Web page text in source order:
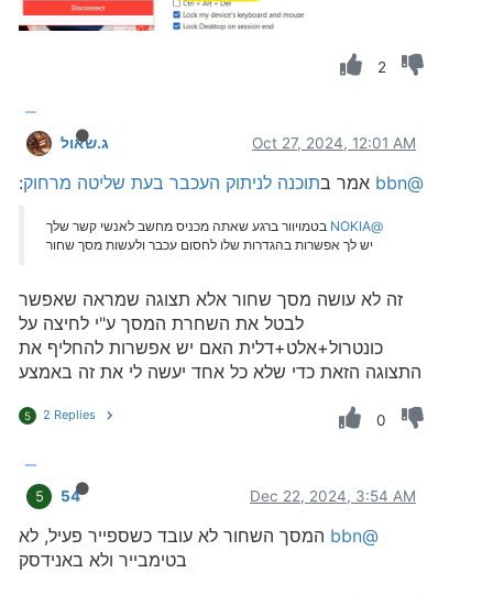
2
ג.שאול Oct 27, 2024, 12:01 AM
@bbn אמר בתוכנה לניתוק העכבר בעת שליטה מרחוק:
@NOKIA
בטמויוור ברגע שאתה מכניס מחשב לאנשי קשר שלך
יש לך אפשרות בהגדרות שלו לחסום עכבר ולעשות מסך שחור
זה לא עושה מסך שחור אלא תצוגה שמראה שאפשר
לבטל את השחרת המסך ע"י לחיצה על
כונטרול+אלט+דלית האם יש אפשרות להחליף את
התצוגה הזאת כדי שלא כל אחד יעשה לי את זה באמצע
5 2 Replies 0
5 54 Dec 22, 2024, 3:54 AM
@bbn
המסך השחור לא עובד כשספייר פעיל, לא
בטימבייר ולא באנידסק